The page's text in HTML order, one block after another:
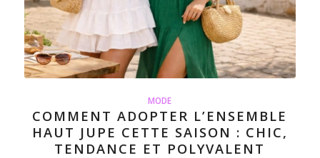
MODE
COMMENT ADOPTER L’ENSEMBLE
HAUT JUPE CETTE SAISON : CHIC,
TENDANCE ET POLYVALENT